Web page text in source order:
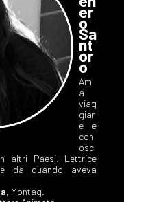
er
o
Sa
nt
or
o
Am
a
viag
giar
e e
con
osc
altri Paesi. Lettrice
da quando aveva
, Montag.